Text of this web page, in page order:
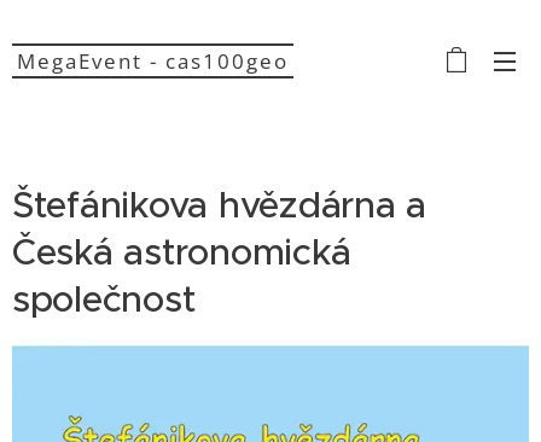
MegaEvent - cas100geo
Štefánikova hvězdárna a
Česká astronomická
společnost